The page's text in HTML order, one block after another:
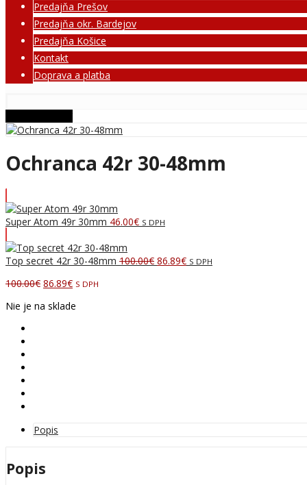
Predajňa Prešov
Predajňa okr. Bardejov
Predajňa Košice
Kontakt
Doprava a platba
Ochranca 42r 30-48mm
Super Atom 49r 30mm 46.00€ S DPH
Top secret 42r 30-48mm 100.00€ Pôvodná
86.89€Aktuálna
S DPH
100.00€ Pôvodná
bola:
86.89€Aktuálna
je:
S DPH
Nie je na sklade
Popis
Popis